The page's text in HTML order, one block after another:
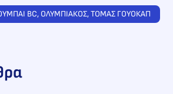
BC, ΟΛΥΜΠΙΑΚΟΣ, ΤΟΜΑΣ ΓΟΥΟΚΑΠ